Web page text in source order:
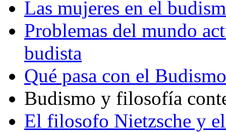
Las mujeres en el
Problemas del mundo
budista
Qué pasa con el
Budismo y filosofía
El filosofo Nietzsche y